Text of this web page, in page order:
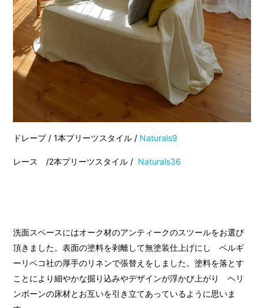
ドレープ / 1本プリーツスタイル / Naturals9
レース /2本プリーツスタイル / Naturals36
洗面スペースにはオーク材のアンティークのスツールをお選び
頂きました。表面の塗料を剥離して無塗装仕上げにし ベルギ
ーリベコ社の厚手のリネンで張替えをしました。塗料を落とす
ことにより細やかな掘り込みやデザインが浮かび上がり ヘリ
ンボーンの床材とお互いを引き立てあっているように思いま